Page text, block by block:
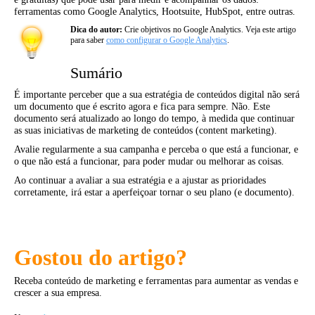
ferramentas como Google Analytics, Hootsuite, HubSpot, entre outras.
Dica do autor: Crie objetivos no Google Analytics. Veja este artigo
para saber como configurar o Google Analytics.
Sumário
É importante perceber que a sua estratégia de conteúdos digital não será
um documento que é escrito agora e fica para sempre. Não. Este
documento será atualizado ao longo do tempo, à medida que continuar
as suas iniciativas de marketing de conteúdos (content marketing).
Avalie regularmente a sua campanha e perceba o que está a funcionar, e
o que não está a funcionar, para poder mudar ou melhorar as coisas.
Ao continuar a avaliar a sua estratégia e a ajustar as prioridades
corretamente, irá estar a aperfeiçoar tornar o seu plano (e documento).
Gostou do artigo?
Receba conteúdo de marketing e ferramentas para aumentar as vendas e
crescer a sua empresa.